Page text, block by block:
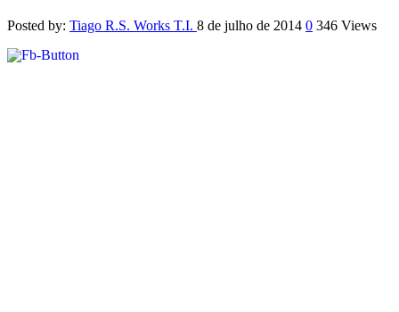
Posted by: Tiago R.S. Works T.I. 8 de julho de 2014 0 346 Views